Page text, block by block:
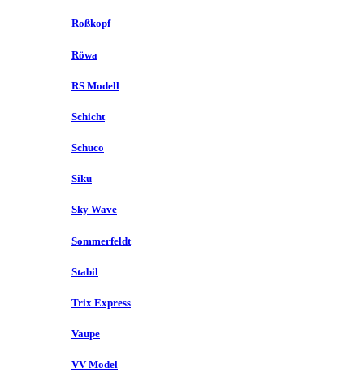
Roßkopf
Röwa
RS Modell
Schicht
Schuco
Siku
Sky Wave
Sommerfeldt
Stabil
Trix Express
Vaupe
VV Model